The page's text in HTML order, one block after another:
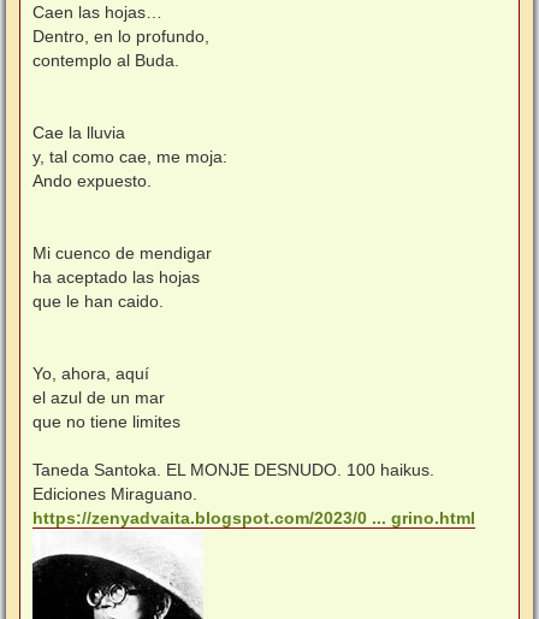
Caen las hojas…
Dentro, en lo profundo,
contemplo al Buda.
Cae la lluvia
y, tal como cae, me moja:
Ando expuesto.
Mi cuenco de mendigar
ha aceptado las hojas
que le han caido.
Yo, ahora, aquí
el azul de un mar
que no tiene limites
Taneda Santoka. EL MONJE DESNUDO. 100 haikus.
Ediciones Miraguano.
https://zenyadvaita.blogspot.com/2023/0 ... grino.html